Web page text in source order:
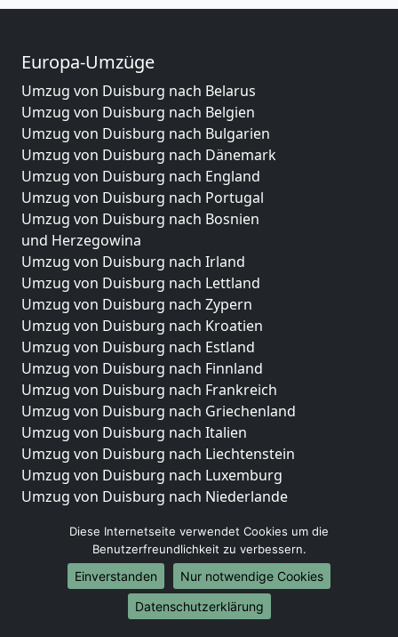
Europa-Umzüge
Umzug von Duisburg nach Belarus
Umzug von Duisburg nach Belgien
Umzug von Duisburg nach Bulgarien
Umzug von Duisburg nach Dänemark
Umzug von Duisburg nach England
Umzug von Duisburg nach Portugal
Umzug von Duisburg nach Bosnien
und Herzegowina
Umzug von Duisburg nach Irland
Umzug von Duisburg nach Lettland
Umzug von Duisburg nach Zypern
Umzug von Duisburg nach Kroatien
Umzug von Duisburg nach Estland
Umzug von Duisburg nach Finnland
Umzug von Duisburg nach Frankreich
Umzug von Duisburg nach Griechenland
Umzug von Duisburg nach Italien
Umzug von Duisburg nach Liechtenstein
Umzug von Duisburg nach Luxemburg
Umzug von Duisburg nach Niederlande
Umzüge-Deutschlandweit
Umzug von Duisburg nach Berlin
Umzug von Duisburg nach Hamburg
Umzug von Duisburg nach München
Diese Internetseite verwendet Cookies um die
Benutzerfreundlichkeit zu verbessern.
Einverstanden
Nur notwendige Cookies
Datenschutzerklärung